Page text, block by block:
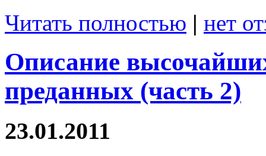
Читать полностью | нет
Описание
преданных (часть 2)
23.01.2011